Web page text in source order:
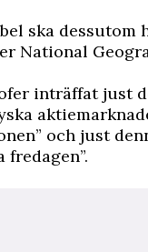
ska
National
inträffat just
och just
fredagen”.